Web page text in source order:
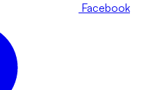
Facebook